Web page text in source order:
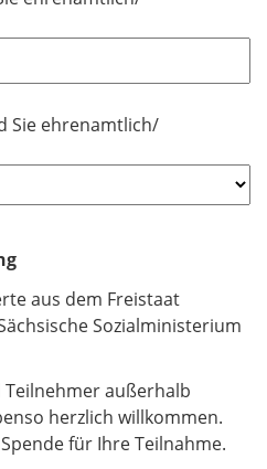
Sie ehrenamtlich/
aus dem Freistaat
Sozialministerium
außerhalb
herzlich willkommen.
für Ihre Teilnahme.